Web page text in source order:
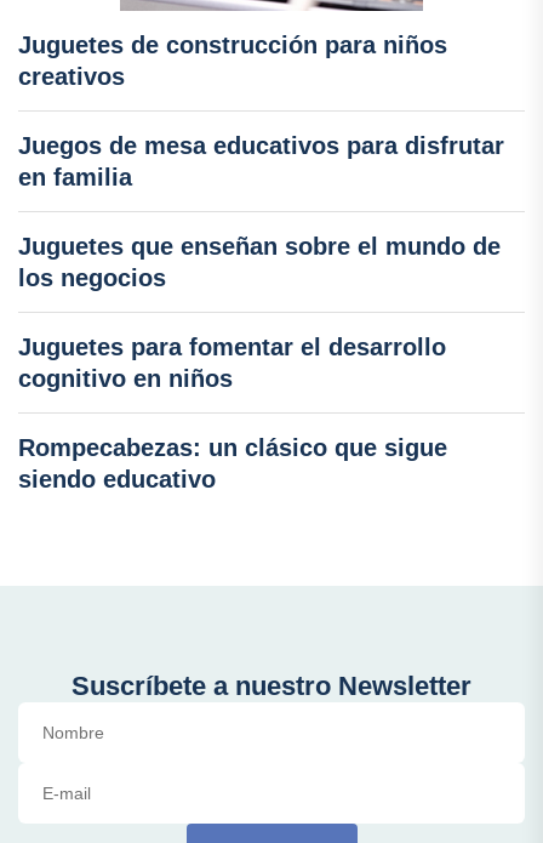
Juguetes de construcción para niños
creativos
Juegos de mesa educativos para disfrutar
en familia
Juguetes que enseñan sobre el mundo de
los negocios
Juguetes para fomentar el desarrollo
cognitivo en niños
Rompecabezas: un clásico que sigue
siendo educativo
Suscríbete a nuestro Newsletter